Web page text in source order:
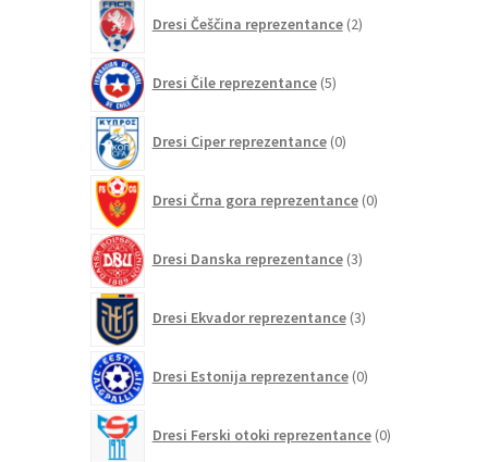
Dresi Češčina reprezentance 2izdelka
Dresi Čile reprezentance 5izdelkov
Dresi Ciper reprezentance 0izdelkov
Dresi Črna gora reprezentance 0izdelkov
Dresi Danska reprezentance 3izdelki
Dresi Ekvador reprezentance 3izdelki
Dresi Estonija reprezentance 0izdelkov
Dresi Ferski otoki reprezentance 0izdelkov